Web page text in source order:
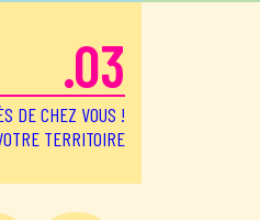
.03
DE CHEZ VOUS !
TERRITOIRE